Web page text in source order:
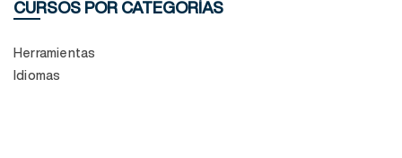
CURSOS POR CATEGORÍAS
Herramientas
Idiomas